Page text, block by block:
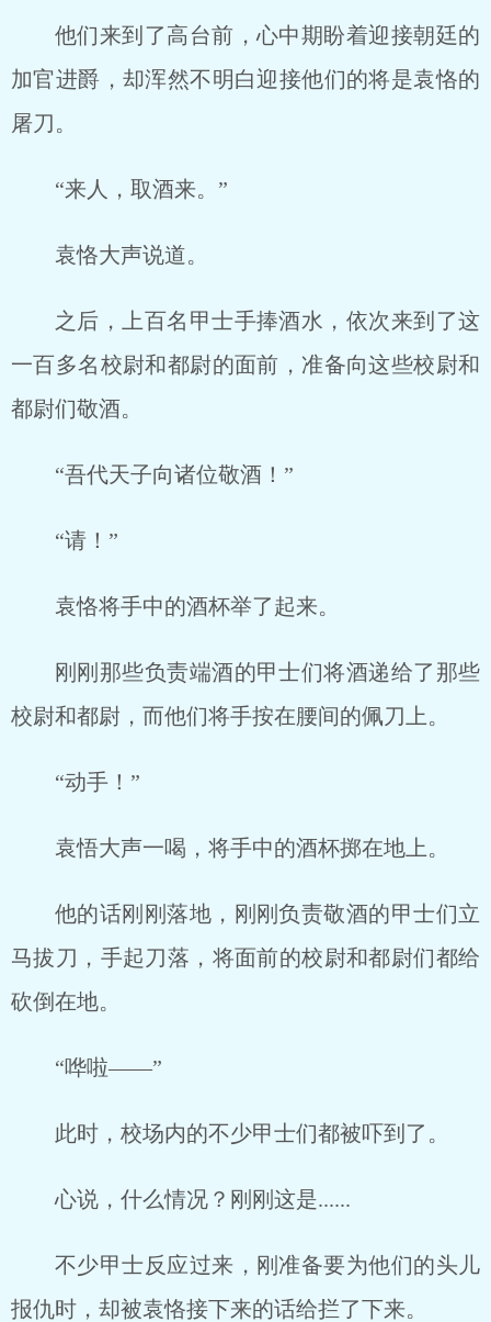
他们来到了高台前，心中期盼着迎接朝廷的
加官进爵，却浑然不明白迎接他们的将是袁恪的
屠刀。
“来人，取酒来。”
袁恪大声说道。
之后，上百名甲士手捧酒水，依次来到了这
一百多名校尉和都尉的面前，准备向这些校尉和
都尉们敬酒。
“吾代天子向诸位敬酒！”
“请！”
袁恪将手中的酒杯举了起来。
刚刚那些负责端酒的甲士们将酒递给了那些
校尉和都尉，而他们将手按在腰间的佩刀上。
“动手！”
袁悟大声一喝，将手中的酒杯掷在地上。
他的话刚刚落地，刚刚负责敬酒的甲士们立
马拔刀，手起刀落，将面前的校尉和都尉们都给
砍倒在地。
“哗啦——”
此时，校场内的不少甲士们都被吓到了。
心说，什么情况？刚刚这是......
不少甲士反应过来，刚准备要为他们的头儿
报仇时，却被袁恪接下来的话给拦了下来。